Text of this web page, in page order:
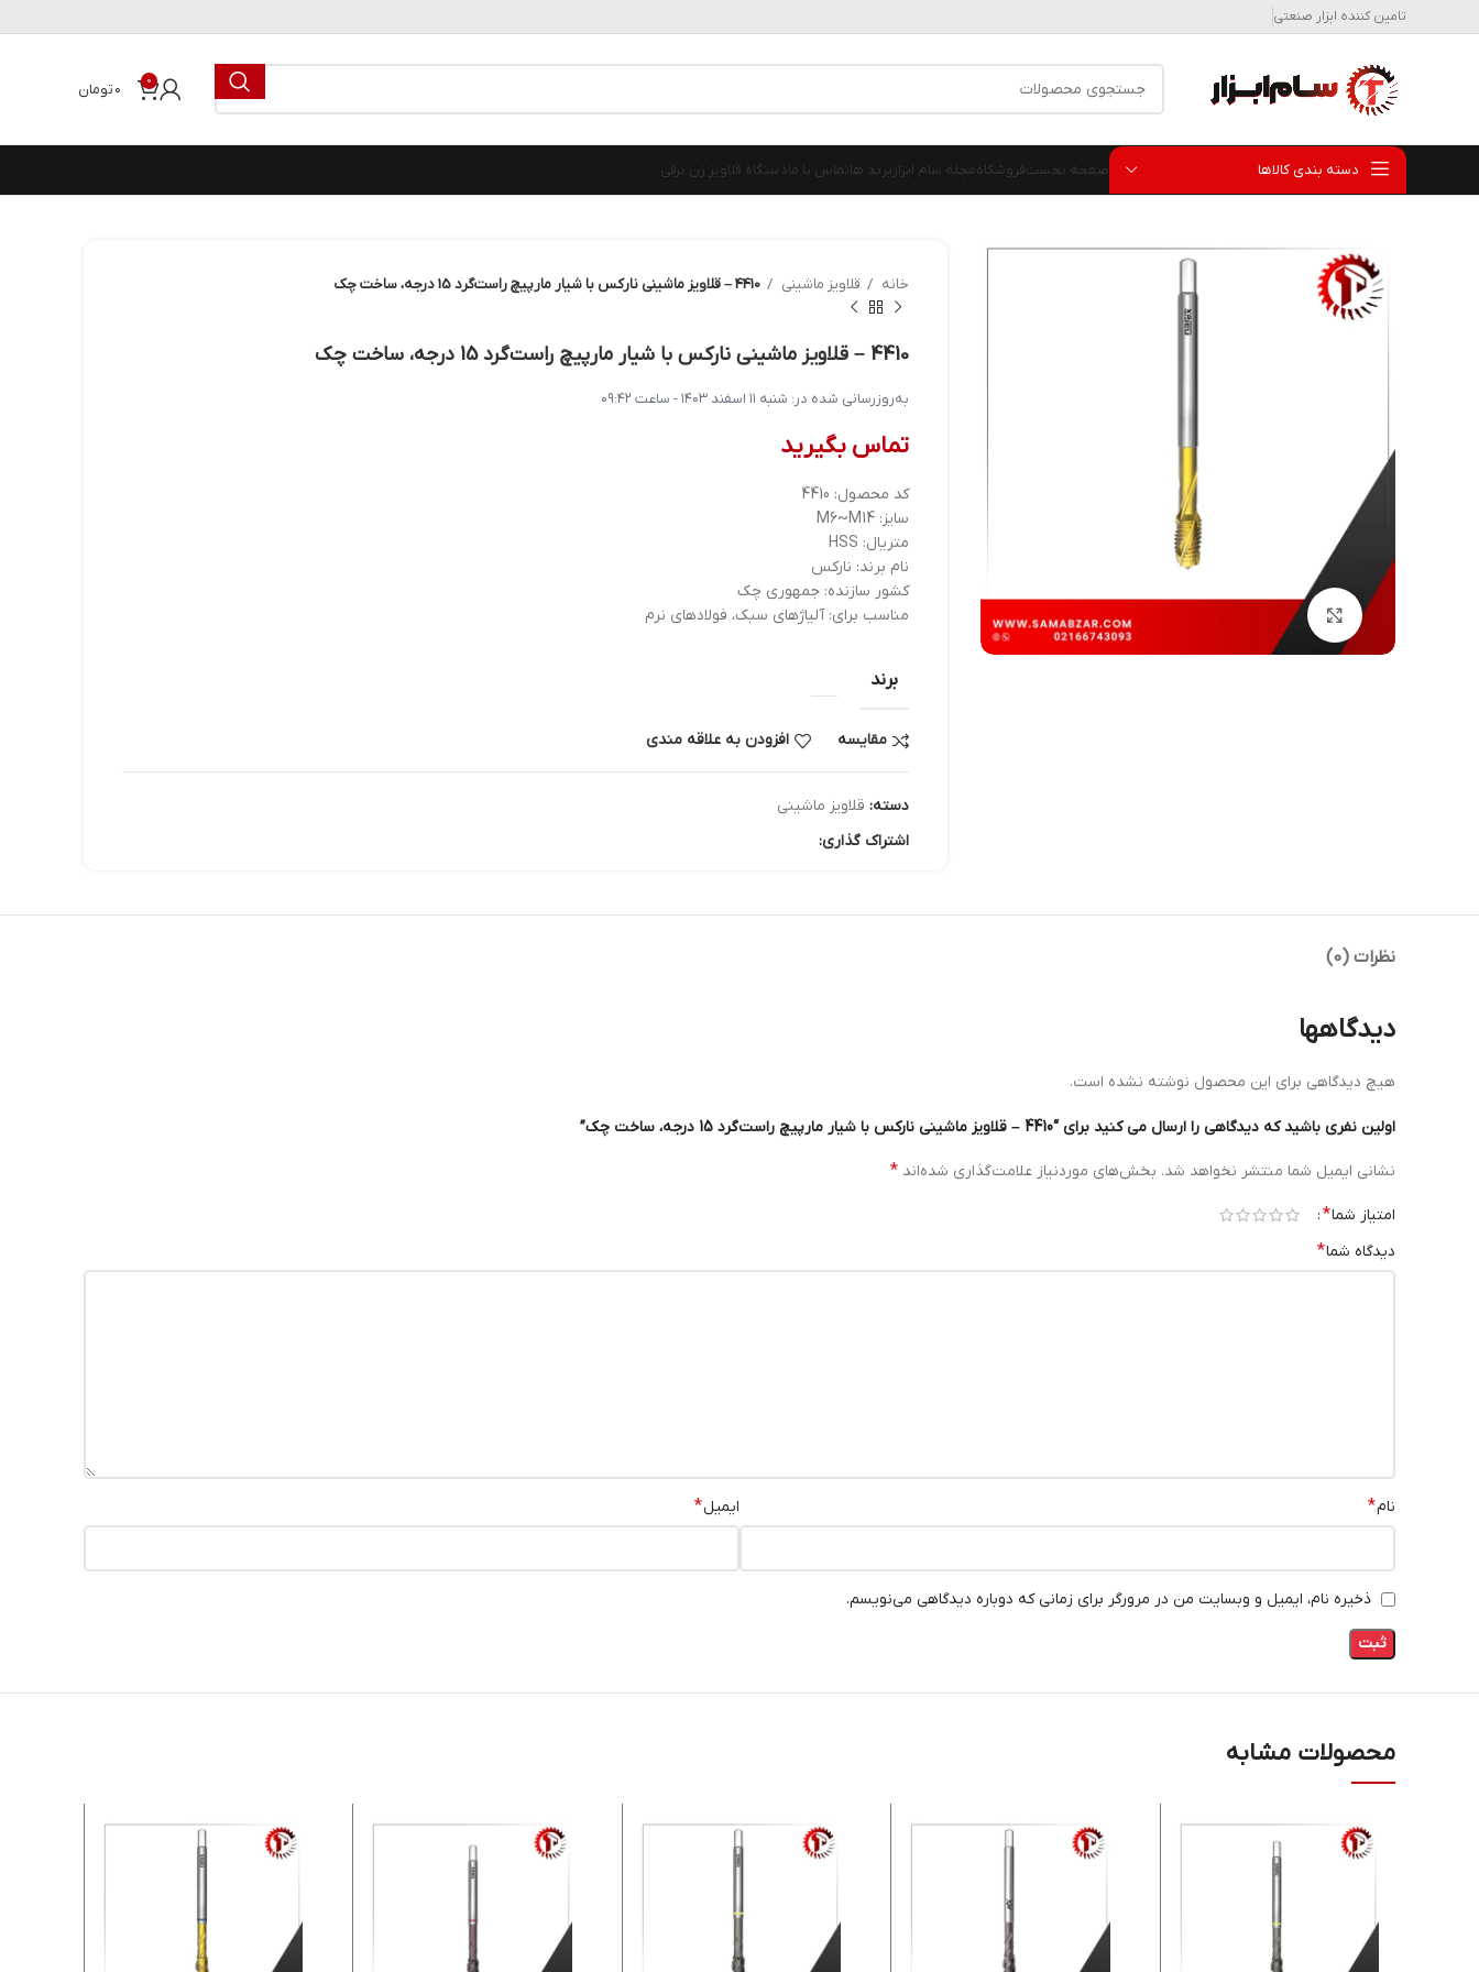
تامین کننده ابزار صنعتی
0 ۰تومان
دسته بندی کالاها صفحه نخستفروشگاهمجله سام ابزار برند هاتماس با مادستگاه قلاویز زن برقی
بزرگنمایی تصویر
خانه قلاویز ماشینی 4410 – قلاویز ماشینی نارکس با شیار مارپیچ راست‌گرد 15 درجه، ساخت چک
4410 – قلاویز ماشینی نارکس با شیار مارپیچ راست‌گرد 15 درجه، ساخت چک
به‌روزرسانی شده در: شنبه ۱۱ اسفند ۱۴۰۳ - ساعت ۰۹:۴۲
تماس بگیرید
کد محصول: 4410
سایز: M6~M14
متریال: HSS
نام برند: نارکس
کشور سازنده: جمهوری چک
مناسب برای: آلیاژهای سبک، فولادهای نرم
برند
مقایسه افزودن به علاقه مندی
دسته: قلاویز ماشینی
اشتراک گذاری:
نظرات (0)
دیدگاهها
هیچ دیدگاهی برای این محصول نوشته نشده است.
اولین نفری باشید که دیدگاهی را ارسال می کنید برای “4410 – قلاویز ماشینی نارکس با شیار مارپیچ راست‌گرد 15 درجه، ساخت چک”
نشانی ایمیل شما منتشر نخواهد شد. بخش‌های موردنیاز علامت‌گذاری شده‌اند *
امتیاز شما*
دیدگاه شما*
نام* ایمیل*
ذخیره نام، ایمیل و وبسایت من در مرورگر برای زمانی که دوباره دیدگاهی می‌نویسم.
محصولات مشابه